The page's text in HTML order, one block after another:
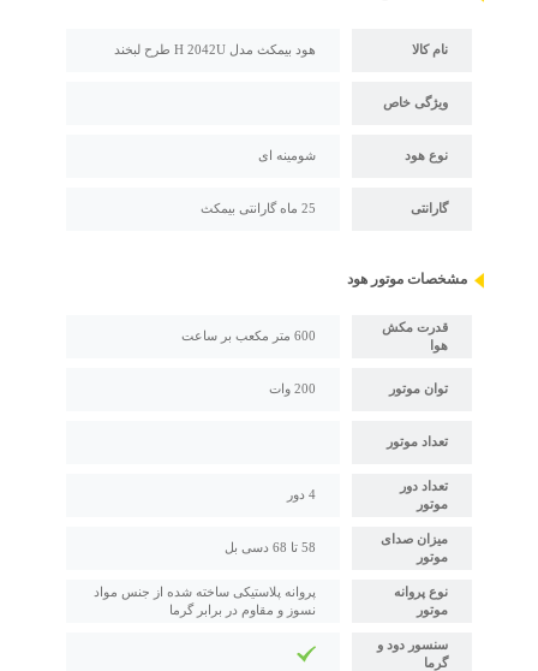
نام کالا هود بیمکث مدل H 2042U طرح لبخند
ویژگی خاص
نوع هود شومینه ای
گارانتی 25 ماه گارانتی بیمکث
مشخصات موتور هود
قدرت مکش
هوا
600 متر مکعب بر ساعت
توان موتور 200 وات
تعداد موتور
تعداد دور
موتور
4 دور
میزان صدای
موتور
58 تا 68 دسی بل
نوع پروانه
موتور
پروانه پلاستیکی ساخته شده از جنس مواد
نسوز و مقاوم در برابر گرما
سنسور دود و
گرما